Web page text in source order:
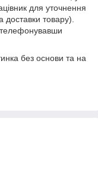
для уточнення
товару).
без основи та на